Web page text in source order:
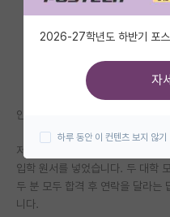
자유 게시판(아무개랩)
미국 유학 게시판
미국 대학원 합격 후기 게
대학원 합격 후기 게시판
연구실(PI) 홍보 게시판
안녕하세요.
저는 현재 대학원 입시를 준비 중
입학 원서를 넣었습니다. 두 대학
두 분 모두 합격 후 연락을 달라는
니다.
2026-27학년도 하반기 포스
자
하루 동안 이 컨텐츠 보지 않기